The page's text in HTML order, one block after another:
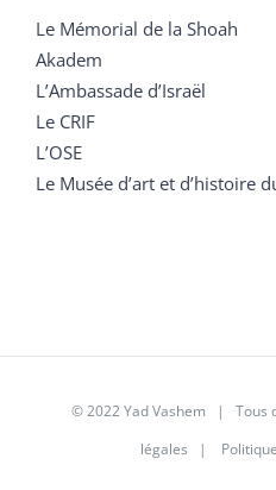
Le Mémorial de la Shoah
Akadem
L’Ambassade d’Israël
Le CRIF
L’OSE
Le Musée d’art et d’histoire
© 2022 Yad Vashem | Tous
légales |